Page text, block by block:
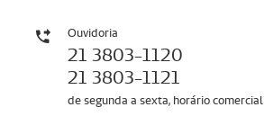
Ouvidoria
21 3803-1120
21 3803-1121
de segunda a sexta, horário comercial